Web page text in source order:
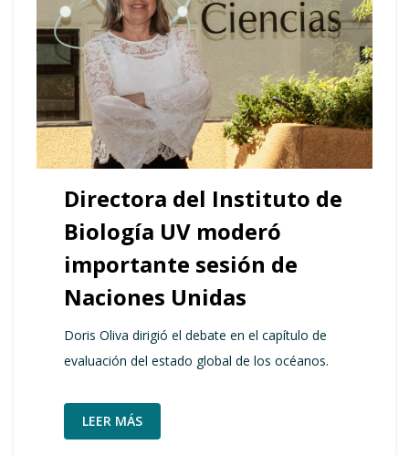
Directora del Instituto de
Biología UV moderó
importante sesión de
Naciones Unidas
Doris Oliva dirigió el debate en el capítulo de
evaluación del estado global de los océanos.
LEER MÁS